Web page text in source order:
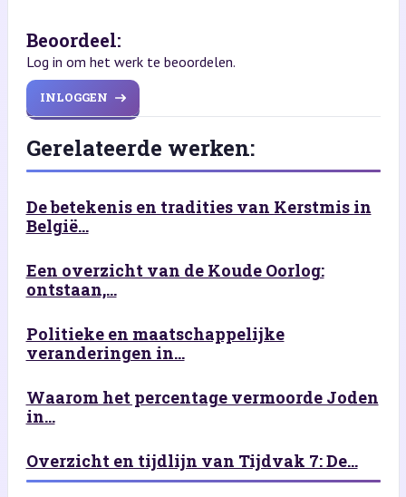
Beoordeel:
Log in om het werk te beoordelen.
INLOGGEN
Gerelateerde werken:
De betekenis en tradities van Kerstmis in
België...
Een overzicht van de Koude Oorlog:
ontstaan,...
Politieke en maatschappelijke
veranderingen in...
Waarom het percentage vermoorde Joden
in...
Overzicht en tijdlijn van Tijdvak 7: De...